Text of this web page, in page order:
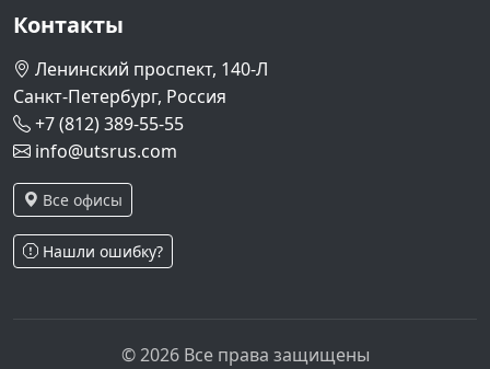
Контакты
Ленинский проспект, 140-Л
Санкт-Петербург, Россия
+7 (812) 389-55-55
info@utsrus.com
Все офисы
Нашли ошибку?
© 2026 Все права защищены